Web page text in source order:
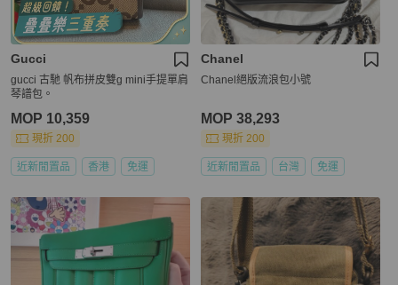
Gucci
gucci 古馳 帆布拼皮雙g mini手提單肩
琴譜包。
MOP 10,359
現折 200
近新閒置品 香港 免運
Chanel
Chanel絕版流浪包小號
MOP 38,293
現折 200
近新閒置品 台灣 免運